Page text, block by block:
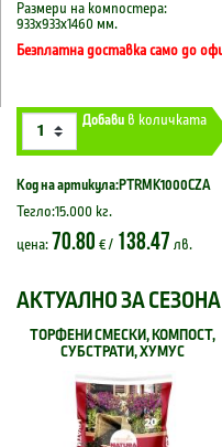
Размери на компостера:
933х933х1460 мм.
Безплатна доставка само до
Добави в количката
Код на артикула:PTRMK1000CZA
Тегло:15.000 кг.
цена: 70.80 € / 138.47 лв.
АКТУАЛНО ЗА СЕЗОНА
ТОРФЕНИ СМЕСКИ, КОМПОСТ,
СУБСТРАТИ, ХУМУС